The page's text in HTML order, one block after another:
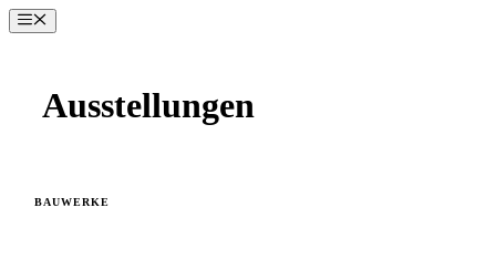
Zum
Inhalt
Menü
Ausstellungen
BAUWERKE